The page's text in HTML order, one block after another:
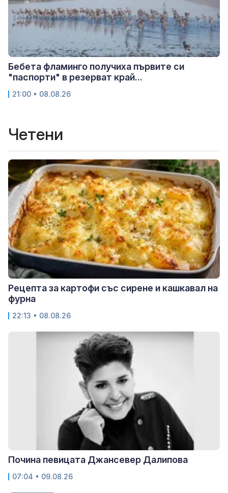
Бебета фламинго получиха първите си
"паспорти" в резерват край...
21:00 • 08.08.26
Четени
Рецепта за картофи със сирене и кашкавал на
фурна
22:13 • 08.08.26
Почина певицата Джансевер Далипова
07:04 • 09.08.26